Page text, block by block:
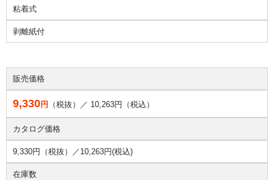
粘着式
剥離紙付
販売価格
9,330円 （税抜）／ 10,263円（税込）
カタログ価格
9,330円（税抜）／ 10,263円(税込)
在庫数